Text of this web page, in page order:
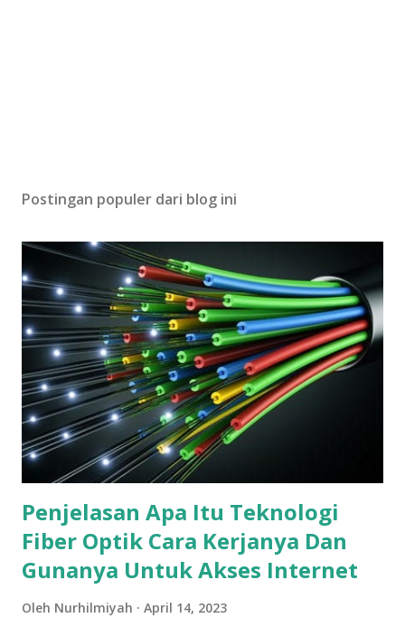
Postingan populer dari blog ini
Penjelasan Apa Itu Teknologi
Fiber Optik Cara Kerjanya Dan
Gunanya Untuk Akses Internet
Oleh Nurhilmiyah April 14, 2023